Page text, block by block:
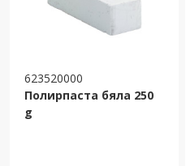
623520000
Полирпаста бяла 250
g